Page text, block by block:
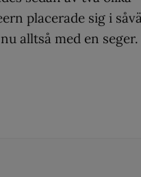
placerade sig i
alltså med en seger.